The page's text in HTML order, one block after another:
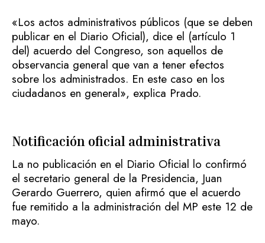
«Los actos administrativos públicos (que se deben
publicar en el Diario Oficial), dice el (artículo 1
del) acuerdo del Congreso, son aquellos de
observancia general que van a tener efectos
sobre los administrados. En este caso en los
ciudadanos en general», explica Prado.
Notificación oficial administrativa
La no publicación en el Diario Oficial lo confirmó
el secretario general de la Presidencia, Juan
Gerardo Guerrero, quien afirmó que el acuerdo
fue remitido a la administración del MP este 12 de
mayo.